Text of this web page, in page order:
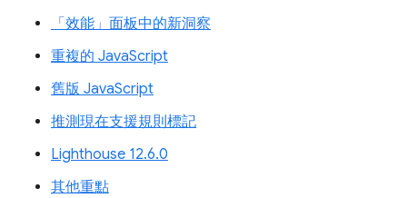
「效能」面板中的新洞察
重複的 JavaScript
舊版 JavaScript
推測現在支援規則標記
Lighthouse 12.6.0
其他重點